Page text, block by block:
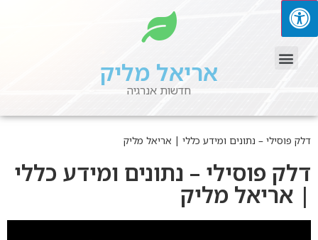
אריאל מליק
חדשות אנרגיה
פוסילי – נתונים ומידע כללי | אריאל מליק
פוסילי – נתונים ומידע כללי
מליק